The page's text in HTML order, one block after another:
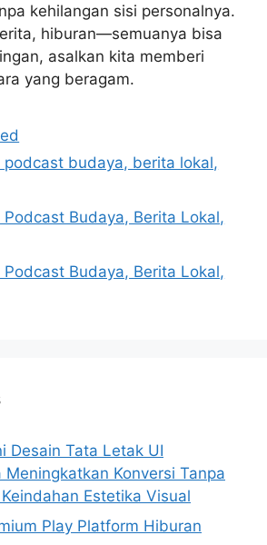
kehilangan sisi personalnya.
hiburan—semuanya bisa
asalkan kita memberi
yang beragam.
podcast budaya, berita lokal,
Budaya, Berita Lokal,
Budaya, Berita Lokal,
Desain Tata Letak UI
Meningkatkan Konversi Tanpa
Estetika Visual
Play Platform Hiburan